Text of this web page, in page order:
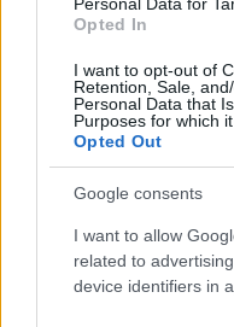
Opted In
I want to opt-out of
Retention, Sale,
Personal Data that
Purposes for which
Opted Out
Google consents
I want to allow
related to
device identifiers in
ΕΛΛΑΔΑ
05/03/2023 - 19:56
θετικής
Συνάντηση και με
Εξωτερικών